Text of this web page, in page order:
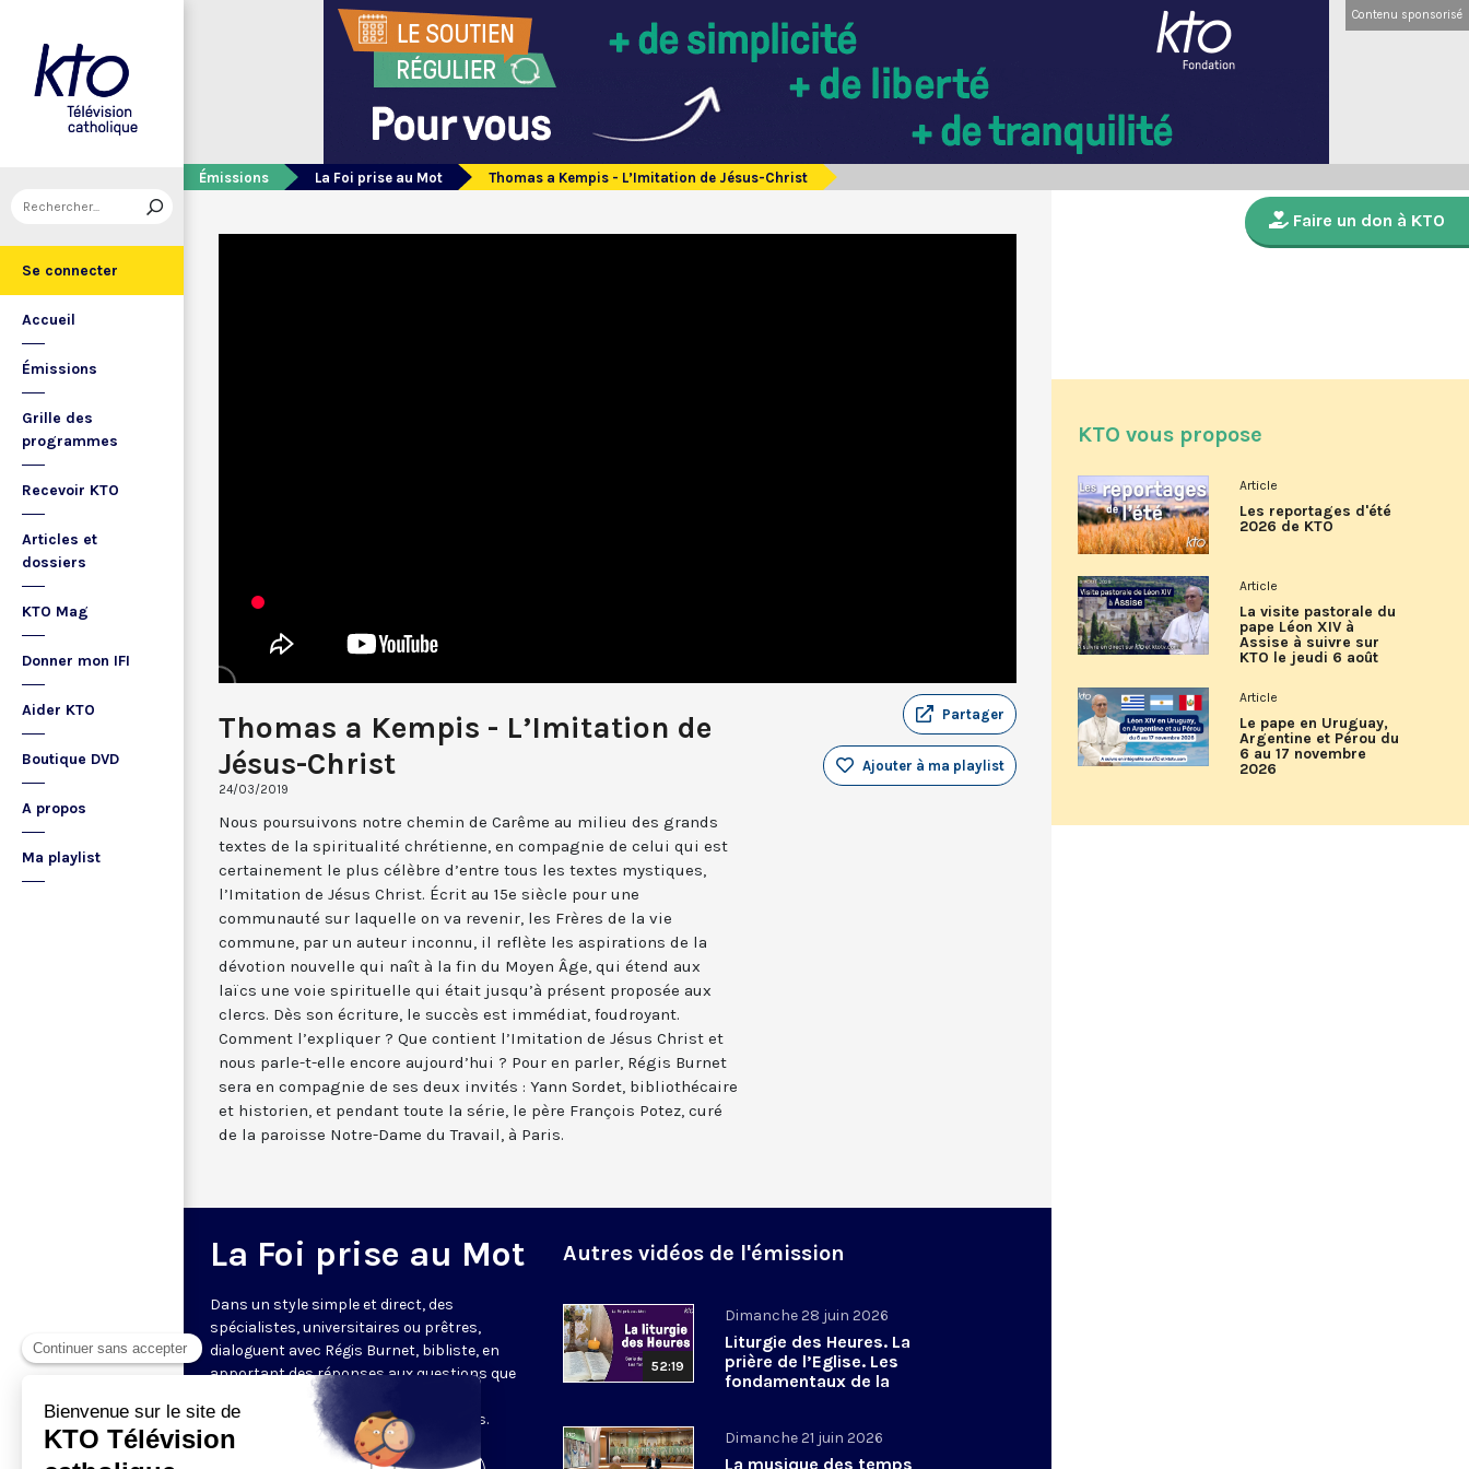
Se connecter
Accueil
Émissions
Grille des
programmes
Recevoir KTO
Articles et
dossiers
KTO Mag
Donner mon IFI
Aider KTO
Boutique DVD
A propos
Ma playlist
Contenu sponsorisé
Émissions La Foi prise au Mot Thomas a Kempis - L’Imitation de Jésus-Christ
Thomas a Kempis - L’Imitation de
Jésus-Christ
24/03/2019
Partager
Ajouter à ma playlist
Nous poursuivons notre chemin de Carême au milieu des grands
textes de la spiritualité chrétienne, en compagnie de celui qui est
certainement le plus célèbre d’entre tous les textes mystiques,
l’Imitation de Jésus Christ. Écrit au 15e siècle pour une
communauté sur laquelle on va revenir, les Frères de la vie
commune, par un auteur inconnu, il reflète les aspirations de la
dévotion nouvelle qui naît à la fin du Moyen Âge, qui étend aux
laïcs une voie spirituelle qui était jusqu’à présent proposée aux
clercs. Dès son écriture, le succès est immédiat, foudroyant.
Comment l’expliquer ? Que contient l’Imitation de Jésus Christ et
nous parle-t-elle encore aujourd’hui ? Pour en parler, Régis Burnet
sera en compagnie de ses deux invités : Yann Sordet, bibliothécaire
et historien, et pendant toute la série, le père François Potez, curé
de la paroisse Notre-Dame du Travail, à Paris.
La Foi prise au Mot
Dans un style simple et direct, des
spécialistes, universitaires ou prêtres,
dialoguent avec Régis Burnet, bibliste, en
apportant des réponses aux questions que
nous pouvons nous poser sur la foi, la
liturgie, de grandes figures chrétiennes.
Autres vidéos de l'émission
52:19
Dimanche 28 juin 2026
Liturgie des Heures. La
prière de l’Eglise. Les
fondamentaux de la
Dimanche 21 juin 2026
La musique des temps
Faire un don à KTO
KTO vous propose
Article
Les reportages d'été
2026 de KTO
Article
La visite pastorale du
pape Léon XIV à
Assise à suivre sur
KTO le jeudi 6 août
Article
Le pape en Uruguay,
Argentine et Pérou du
6 au 17 novembre
2026